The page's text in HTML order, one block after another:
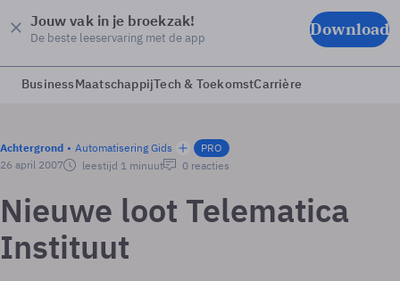
Jouw vak in je broekzak!
De beste leeservaring met de app Download
BusinessMaatschappijTech & ToekomstCarrière
Achtergrond Automatisering Gids
PRO
26 april 2007
leestijd 1 minuut 0 reacties
Nieuwe loot Telematica
Instituut